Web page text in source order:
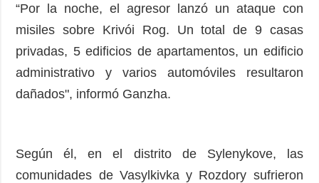
“Por la noche, el agresor lanzó un ataque con
misiles sobre Krivói Rog. Un total de 9 casas
privadas, 5 edificios de apartamentos, un edificio
administrativo y varios automóviles resultaron
dañados", informó Ganzha.
Según él, en el distrito de Sylenykove, las
comunidades de Vasylkivka y Rozdory sufrieron